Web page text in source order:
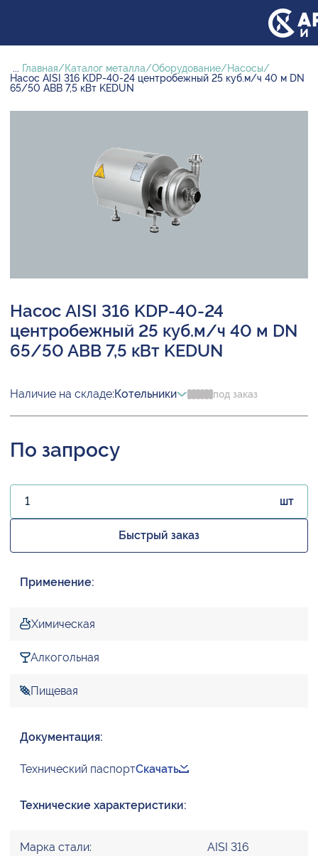
... Главная Каталог металла Оборудование
Насосы
Насос AISI 316 KDP-40-24 центробежный 25 куб.м/ч 40 м DN
65/50 ABB 7,5 кВт KEDUN
Насос AISI 316 KDP-40-24
центробежный 25 куб.м/ч 40 м DN
65/50 ABB 7,5 кВт KEDUN
Наличие на складе:Котельники под заказ
По запросу
шт
Быстрый заказ
Применение:
Химическая
Алкогольная
Пищевая
Документация:
Технический паспортСкачать
Технические характеристики:
Марка стали: AISI 316